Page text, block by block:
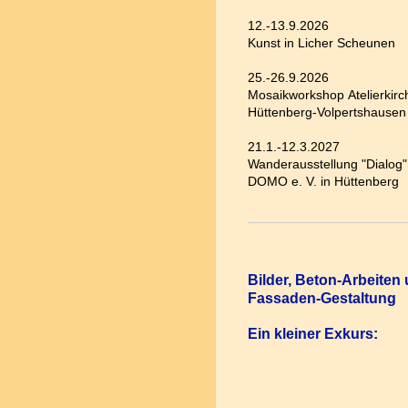
12.-13.9.2026
Kunst in Licher Scheunen
25.-26.9.2026
Mosaikworkshop
Hüttenberg-Volpertshausen
21.1.-12.3.2027
Wanderausstellung
DOMO e. V. in Hüttenberg
Bilder, Beton-Arbeiten
Fassaden-Gestaltung
Ein kleiner Exkurs: